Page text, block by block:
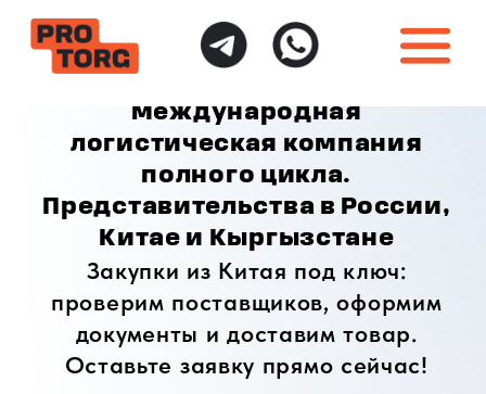
логистическая компания
полного цикла.
Представительства в России,
Китае и Кыргызстане
проверим поставщиков, оформим
документы и доставим товар.
Оставьте заявку прямо сейчас!
ОСТАВИТЬ ЗАЯВКУ